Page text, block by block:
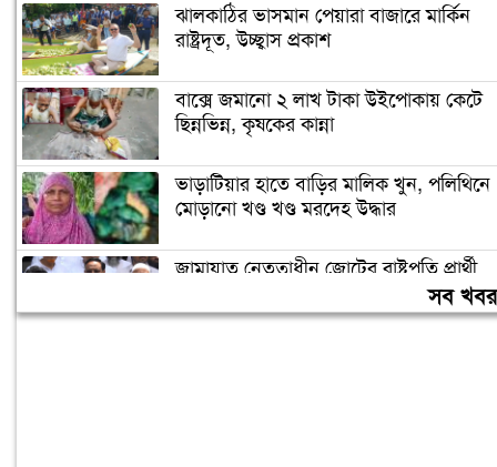
ঝালকাঠির ভাসমান পেয়ারা বাজারে মার্কিন
রাষ্ট্রদূত, উচ্ছ্বাস প্রকাশ
বাক্সে জমানো ২ লাখ টাকা উইপোকায় কেটে
ছিন্নভিন্ন, কৃষকের কান্না
ভাড়াটিয়ার হাতে বাড়ির মালিক খুন, পলিথিনে
মোড়ানো খণ্ড খণ্ড মরদেহ উদ্ধার
জামায়াত নেতৃত্বাধীন জোটের রাষ্ট্রপতি প্রার্থী
সব